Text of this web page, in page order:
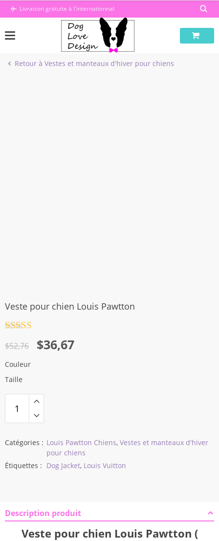
PasserLivraison gratuite à l'internationnal
Retour à Vestes et manteaux d'hiver pour chiens
Veste pour chien Louis Pawtton
sur 5
$52,76
Le
prix
initial
$52,76.
$36,67
Le
prix
actuel
$36,67.
Couleur
Taille
Catégories : Louis Pawtton Chiens, Vestes et manteaux d'hiver
pour chiens
Étiquettes : Dog Jacket, Louis Vuitton
Description produit
Veste pour chien Louis Pawtton (